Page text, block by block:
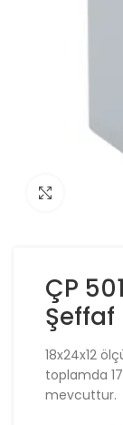
ÇP
Şeffaf
18x24x12
toplamda
mevcuttur.